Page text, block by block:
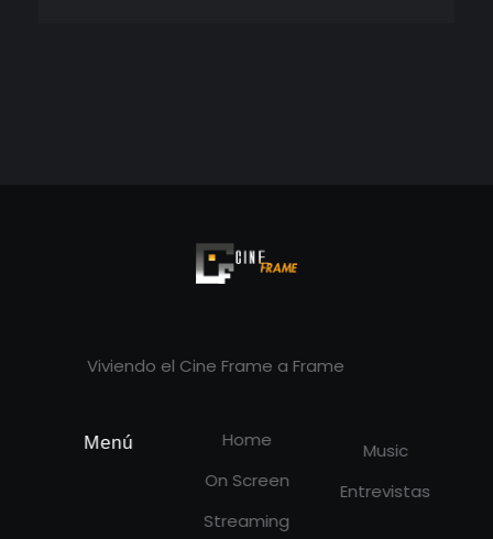
Viviendo el Cine Frame a Frame
Menú
Home
On Screen
Streaming
Music
Entrevistas